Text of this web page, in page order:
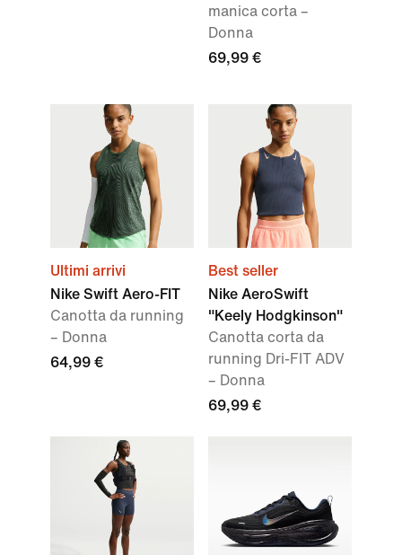
manica corta –
Donna
69,99 €
Ultimi arrivi
Nike Swift Aero-FIT
Canotta da running
– Donna
64,99 €
Best seller
Nike AeroSwift
"Keely Hodgkinson"
Canotta corta da
running Dri-FIT ADV
– Donna
69,99 €